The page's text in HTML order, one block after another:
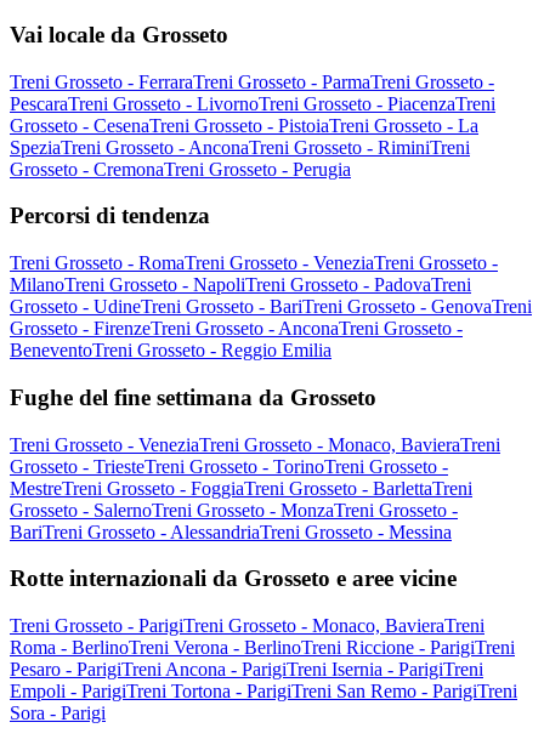
Vai locale da Grosseto
Treni Grosseto - FerraraTreni Grosseto - ParmaTreni Grosseto -
PescaraTreni Grosseto - LivornoTreni Grosseto - PiacenzaTreni
Grosseto - CesenaTreni Grosseto - PistoiaTreni Grosseto - La
SpeziaTreni Grosseto - AnconaTreni Grosseto - RiminiTreni
Grosseto - CremonaTreni Grosseto - Perugia
Percorsi di tendenza
Treni Grosseto - RomaTreni Grosseto - VeneziaTreni Grosseto -
MilanoTreni Grosseto - NapoliTreni Grosseto - PadovaTreni
Grosseto - UdineTreni Grosseto - BariTreni Grosseto - GenovaTreni
Grosseto - FirenzeTreni Grosseto - AnconaTreni Grosseto -
BeneventoTreni Grosseto - Reggio Emilia
Fughe del fine settimana da Grosseto
Treni Grosseto - VeneziaTreni Grosseto - Monaco, BavieraTreni
Grosseto - TriesteTreni Grosseto - TorinoTreni Grosseto -
MestreTreni Grosseto - FoggiaTreni Grosseto - BarlettaTreni
Grosseto - SalernoTreni Grosseto - MonzaTreni Grosseto -
BariTreni Grosseto - AlessandriaTreni Grosseto - Messina
Rotte internazionali da Grosseto e aree vicine
Treni Grosseto - ParigiTreni Grosseto - Monaco, BavieraTreni
Roma - BerlinoTreni Verona - BerlinoTreni Riccione - ParigiTreni
Pesaro - ParigiTreni Ancona - ParigiTreni Isernia - ParigiTreni
Empoli - ParigiTreni Tortona - ParigiTreni San Remo - ParigiTreni
Sora - Parigi